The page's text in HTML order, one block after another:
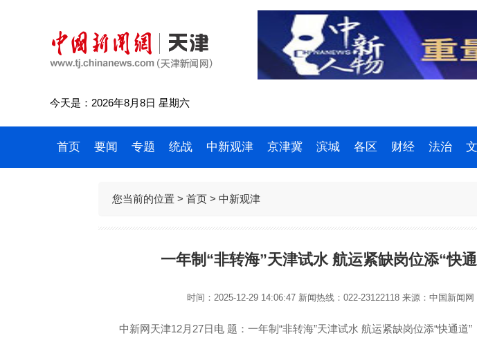
今天是：2026年8月8日 星期六
首页 要闻 专题 统战 中新观津 京津冀 滨城 各区 财经 法治
您当前的位置 > 首页 > 中新观津
一年制“非转海”天津试水 航运紧缺岗位添“快
时间：2025-12-29 14:06:47 新闻热线：022-23122118来源：中国新闻网
中新网天津12月27日电 题：一年制“非转海”天津试水 航运紧缺岗位添“快通道”